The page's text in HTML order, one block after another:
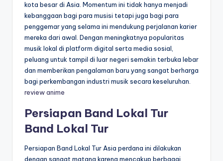
kota besar di Asia. Momentum ini tidak hanya menjadi
kebanggaan bagi para musisi tetapi juga bagi para
penggemar yang selama ini mendukung perjalanan karier
mereka dari awal. Dengan meningkatnya popularitas
musik lokal di platform digital serta media sosial,
peluang untuk tampil di luar negeri semakin terbuka lebar
dan memberikan pengalaman baru yang sangat berharga
bagi perkembangan industri musik secara keseluruhan.
review anime
Persiapan Band Lokal Tur
Band Lokal Tur
Persiapan Band Lokal Tur Asia perdana ini dilakukan
dengan sangat matang karena mencakup berbagai